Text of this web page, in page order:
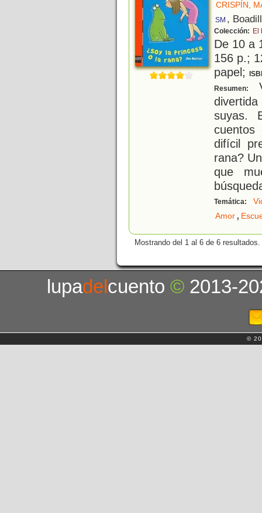
CRISPÍN,
SM ,
Colección: El
De 10 a
156 p.;
papel;
Resumen:
suyas.
cuentos
difícil
rana?
que
Temática:
Amor,
Mostrando del 1 al 6 de 6 resultados.
lupadelcuento© 2013-
©